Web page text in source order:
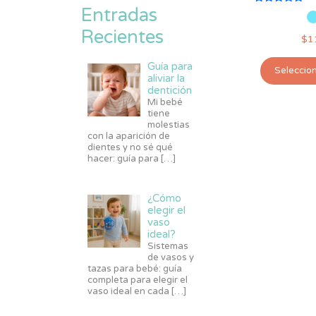
$
Entradas
Recientes
Guía para
aliviar la
dentición
Mi bebé
tiene
molestias
con la aparición de
dientes y no sé qué
hacer: guía para […]
¿Cómo
elegir el
vaso
ideal?
Sistemas
de vasos y
tazas para bebé: guía
completa para elegir el
vaso ideal en cada […]